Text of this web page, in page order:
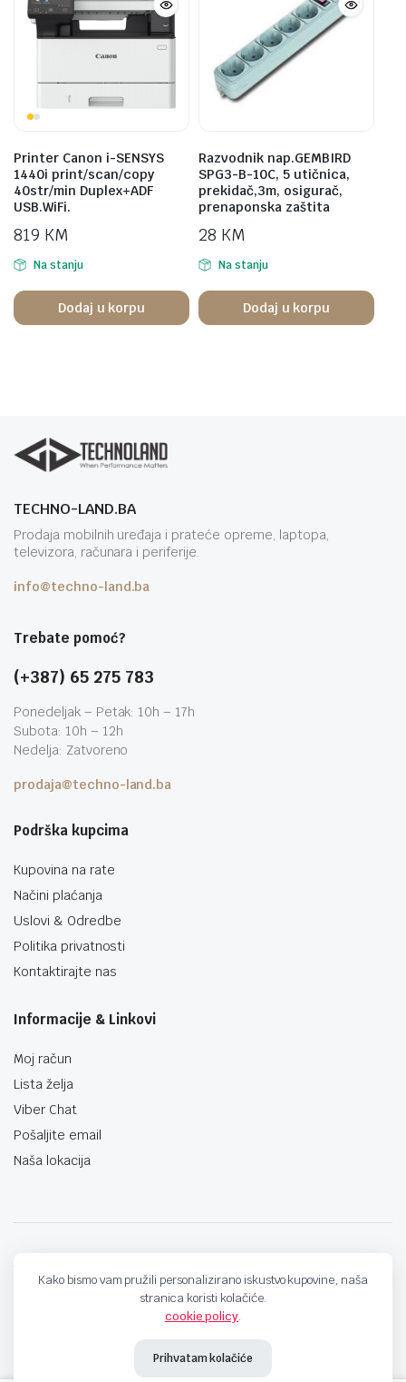
Printer Canon i-SENSYS
1440i print/scan/copy
40str/min Duplex+ADF
USB.WiFi.
819 KM
Na stanju
Dodaj u korpu
Razvodnik nap.GEMBIRD
SPG3-B-10C, 5 utičnica,
prekidač,3m, osigurač,
prenaponska zaštita
28 KM
Na stanju
Dodaj u korpu
TECHNO-LAND.BA
Prodaja mobilnih uređaja i prateće opreme, laptopa,
televizora, računara i periferije.
info@techno-land.ba
Trebate pomoć?
(+387) 65 275 783
Ponedeljak – Petak: 10h – 17h
Subota: 10h – 12h
Nedelja: Zatvoreno
prodaja@techno-land.ba
Podrška kupcima
Kupovina na rate
Načini plaćanja
Uslovi & Odredbe
Politika privatnosti
Kontaktirajte nas
Informacije & Linkovi
Moj račun
Lista želja
Viber Chat
Pošaljite email
Naša lokacija
Kako bismo vam pružili personalizirano iskustvo kupovine, naša
stranica koristi kolačiće.
cookie policy.
Prihvatam kolačiće